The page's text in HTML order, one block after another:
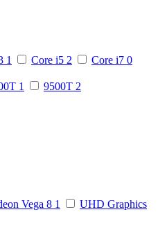
1 Core i5 2 Core i7 0
1 9500T 2
Vega 8 1
UHD Graphics